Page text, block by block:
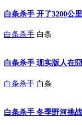
白条杀手 开了3200公
白条杀手 白条
白条杀手 现实版人在
白条杀手 白条
白条杀手 冬季野河挑